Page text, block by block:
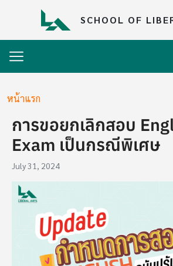
SCHOOL OF
Breadcrumb
หน้าแรก
การขอยกเลิกสอบ
Exam เป็นกรณีพิเศษ
July 31, 2024
Image